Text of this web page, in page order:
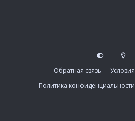
Обратная связь
Политика конфиденциальности